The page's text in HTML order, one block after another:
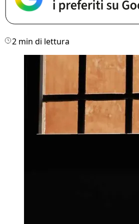
2 min di lettura